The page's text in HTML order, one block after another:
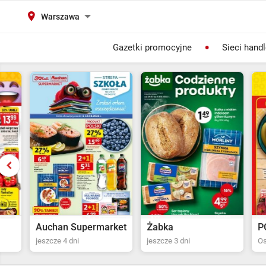
Warszawa
Gazetki promocyjne Sieci
Auchan Supermarket
jeszcze 4 dni
Żabka
jeszcze 3 dni Ostatni